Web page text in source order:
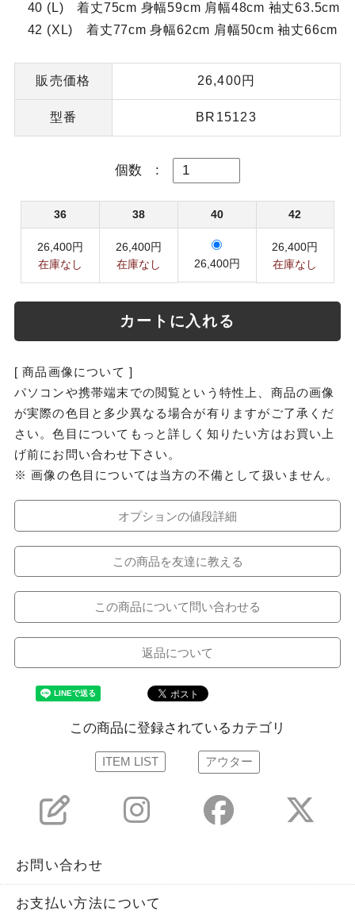
40 (L) 着丈75cm 身幅59cm 肩幅48cm 袖丈63.5cm
42 (XL) 着丈77cm 身幅62cm 肩幅50cm 袖丈66cm
販売価格 26,400円
型番 BR15123
個数 :
36 38 40 42
26,400円
在庫なし
26,400円
在庫なし
26,400円
26,400円
在庫なし
カートに入れる
[ 商品画像について ]
パソコンや携帯端末での閲覧という特性上、商品の画像
が実際の色目と多少異なる場合が有りますがご了承くだ
さい。色目についてもっと詳しく知りたい方はお買い上
げ前にお問い合わせ下さい。
※ 画像の色目については当方の不備として扱いません。
オプションの値段詳細
この商品を友達に教える
この商品について問い合わせる
返品について
この商品に登録されているカテゴリ
ITEM LIST アウター
お問い合わせ
お支払い方法について